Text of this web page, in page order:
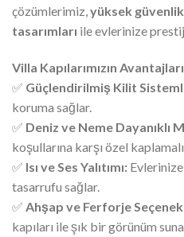
çözümlerimiz,yüksek
tasarımları ile evlerinize
Villa Kapılarımızın
✅ Güçlendirilmiş Kilit
koruma sağlar.
✅ Deniz ve Neme Dayanıklı
koşullarına karşı özel
✅ Isı ve Ses Yalıtımı:
tasarrufu sağlar.
✅ Ahşap ve Ferforje
kapıları ile şık bir görünüm